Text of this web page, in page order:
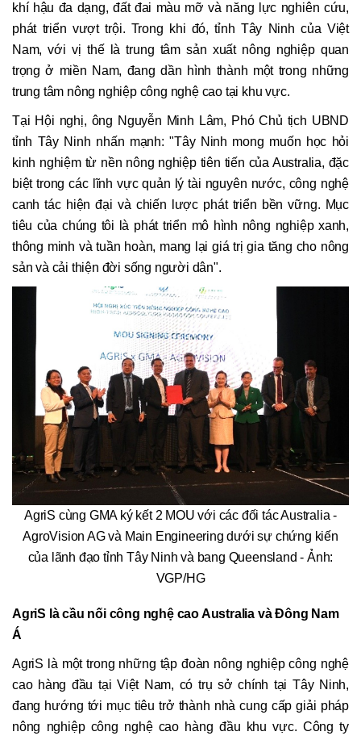
khí hậu đa dạng, đất đai màu mỡ và năng lực nghiên cứu,
phát triển vượt trội. Trong khi đó, tỉnh Tây Ninh của Việt
Nam, với vị thế là trung tâm sản xuất nông nghiệp quan
trọng ở miền Nam, đang dần hình thành một trong những
trung tâm nông nghiệp công nghệ cao tại khu vực.
Tại Hội nghị, ông Nguyễn Minh Lâm, Phó Chủ tịch UBND
tỉnh Tây Ninh nhấn mạnh: "Tây Ninh mong muốn học hỏi
kinh nghiệm từ nền nông nghiệp tiên tiến của Australia, đặc
biệt trong các lĩnh vực quản lý tài nguyên nước, công nghệ
canh tác hiện đại và chiến lược phát triển bền vững. Mục
tiêu của chúng tôi là phát triển mô hình nông nghiệp xanh,
thông minh và tuần hoàn, mang lại giá trị gia tăng cho nông
sản và cải thiện đời sống người dân".
AgriS cùng GMA ký kết 2 MOU với các đối tác Australia -
AgroVision AG và Main Engineering dưới sự chứng kiến
của lãnh đạo tỉnh Tây Ninh và bang Queensland - Ảnh:
VGP/HG
AgriS là cầu nối công nghệ cao Australia và Đông Nam
Á
AgriS là một trong những tập đoàn nông nghiệp công nghệ
cao hàng đầu tại Việt Nam, có trụ sở chính tại Tây Ninh,
đang hướng tới mục tiêu trở thành nhà cung cấp giải pháp
nông nghiệp công nghệ cao hàng đầu khu vực. Công ty